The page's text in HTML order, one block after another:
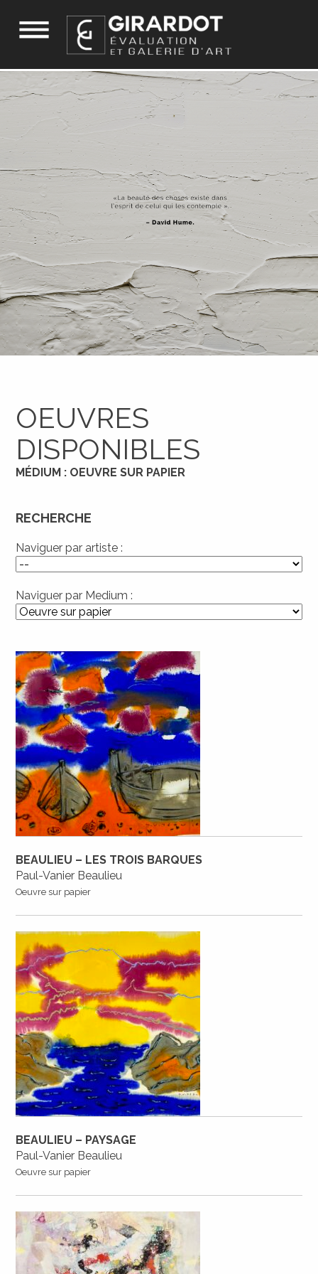
OEUVRES
DISPONIBLES
MÉDIUM : OEUVRE SUR PAPIER
RECHERCHE
Naviguer par artiste :
Naviguer par Medium :
BEAULIEU – LES TROIS BARQUES
Paul-Vanier Beaulieu
Oeuvre sur papier
BEAULIEU – PAYSAGE
Paul-Vanier Beaulieu
Oeuvre sur papier